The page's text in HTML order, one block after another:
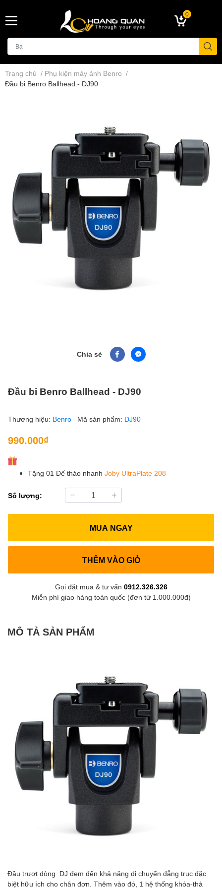
0
Trang chủ / Phụ kiện máy ảnh Benro /
Đầu bi Benro Ballhead - DJ90
Chia sẻ
Đầu bi Benro Ballhead - DJ90
Thương hiệu: Benro Mã sản phẩm: DJ90
990.000₫
Tặng 01 Đế tháo nhanh Joby UltraPlate 208
Số lượng:
MUA NGAY
THÊM VÀO GIỎ
Gọi đặt mua & tư vấn 0912.326.326
Miễn phí giao hàng toàn quốc (đơn từ 1.000.000đ)
MÔ TẢ SẢN PHẨM
Đầu trượt dòng DJ đem đến khả năng di chuyển đẳng trục đặc
biệt hữu ích cho chân đơn. Thêm vào đó, 1 hệ thống khóa-thả